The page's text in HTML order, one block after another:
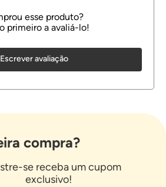
Escrever avaliação
compra?
se receba um cupom
exclusivo!